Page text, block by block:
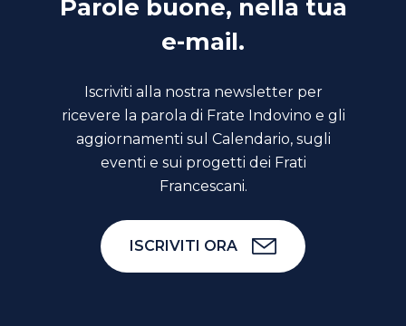
Parole buone, nella tua
e-mail.
Iscriviti alla nostra newsletter per
ricevere la parola di Frate Indovino e gli
aggiornamenti sul Calendario, sugli
eventi e sui progetti dei Frati
Francescani.
ISCRIVITI ORA